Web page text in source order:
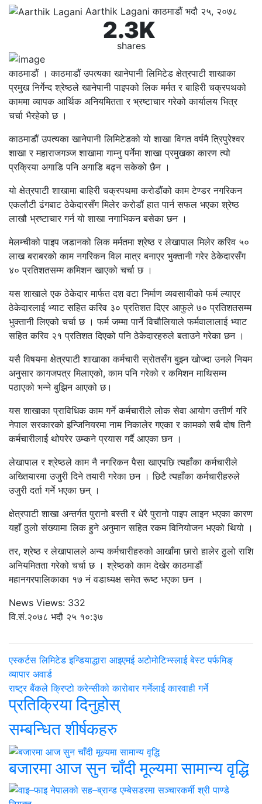
Aarthik Laganiकाठमाडौं भदौ २५, २०७८
2.3K
shares
काठमाडौं । काठमाडौं उपत्यका खानेपानी लिमिटेड क्षेत्रपाटी शाखाका
प्रमुख निर्गेन्द श्रेष्ठले खानेपानी पाइपको लिक मर्मत र बाहिरी चक्रपथको
काममा व्यापक आर्थिक अनियमितता र भ्रष्टाचार गरेको कार्यालय भित्र
चर्चा भैरहेको छ ।
काठमाडौं उपत्यका खानेपानी लिमिटेडको यो शाखा विगत वर्षमै त्रिपुरेश्वर
शाखा र महाराजगञ्ज शाखामा गाम्नु पर्नेमा शाखा प्रमुखका कारण त्यो
प्रक्रिया अगाडि पनि अगाडि बढ्न सकेको छैन ।
यो क्षेत्रपाटी शाखामा बाहिरी चक्रपथमा करोडौंको काम टेण्डर नगरिकन
एकलौटी ढंगबाट ठेकेदारसँग मिलेर करोडौं हात पार्न सफल भएका श्रेष्ठ
लाखौ भ्रष्टाचार गर्न यो शाखा नगाभिकन बसेका छन ।
मेलम्चीको पाइप जडानको लिक मर्मतमा श्रेष्ठ र लेखापाल मिलेर करिव ५०
लाख बराबरको काम नगरिकन विल मात्र बनाएर भुक्तानी गरेर ठेकेदारसँग
४० प्रतिशतसम्म कमिशन खाएको चर्चा छ ।
यस शाखाले एक ठेकेदार मार्फत दश वटा निर्माण व्यवसायीको फर्म ल्याएर
ठेकेदारलाई भ्याट सहित करिव ३० प्रतिशत दिएर आफुले ७० प्रतिशतसम्म
भुक्तानी लिएको चर्चा छ । फर्म जम्मा पार्ने विचौलियाले फर्मवालालाई भ्याट
सहित करिव २१ प्रतिशत दिएको पनि ठेकेदारहरुले बताउने गरेका छन ।
यसै विषयमा क्षेत्रपाटी शाखाका कर्मचारी स्रोतसँग बुझ्न खोज्दा उनले नियम
अनुसार कागजपत्र मिलाएको, काम पनि गरेको र कमिशन माथिसम्म
पठाएको भन्ने बुझिन आएको छ।
यस शाखाका प्राविधिक काम गर्ने कर्मचारीले लोक सेवा आयोग उत्तीर्ण गरि
नेपाल सरकारको इन्जिनियरमा नाम निकालेर गएका र कामको सबै दोष तिनै
कर्मचारीलाई थोपरेर उम्कने प्रयास गर्दै आएका छन ।
लेखापाल र श्रेष्ठले काम नै नगरिकन पैसा खाएपछि त्यहाँका कर्मचारीले
अख्तियारमा उजुरी दिने तयारी गरेका छन । छिटै त्यहाँका कर्मचारीहरुले
उजुरी दर्ता गर्ने भएका छन् ।
क्षेत्रपाटी शाखा अन्तर्गत पुरानो बस्ती र धेरै पुरानो पाइप लाइन भएका कारण
यहाँ ठुलो संख्यामा लिक हुने अनुमान सहित रकम विनियोजन भएको थियो ।
तर, श्रेष्ठ र लेखापालले अन्य कर्मचारीहरुको आखाँमा छारो हालेर ठुलो राशि
अनियमितता गरेको चर्चा छ । श्रेष्ठको काम देखेर काठमाडौं
महानगरपालिकाका १७ नं वडाध्यक्ष समेत रूष्ट भएका छन ।
News Views: 332
वि.सं.२०७८ भदौ २५ १०:३७
एस्कर्टस लिमिटेड इन्डियाद्धारा आइएमई अटोमोटिभ्स्लाई बेस्ट पर्फमिङ्
व्यापार अवार्ड
राष्ट्र बैंकले क्रिप्टो करेन्सीको कारोबार गर्नेलाई कारवाही गर्ने
प्रतिक्रिया दिनुहोस्
सम्बन्धित शीर्षकहरु
बजारमा आज सुन चाँदी मूल्यमा सामान्य वृद्धि